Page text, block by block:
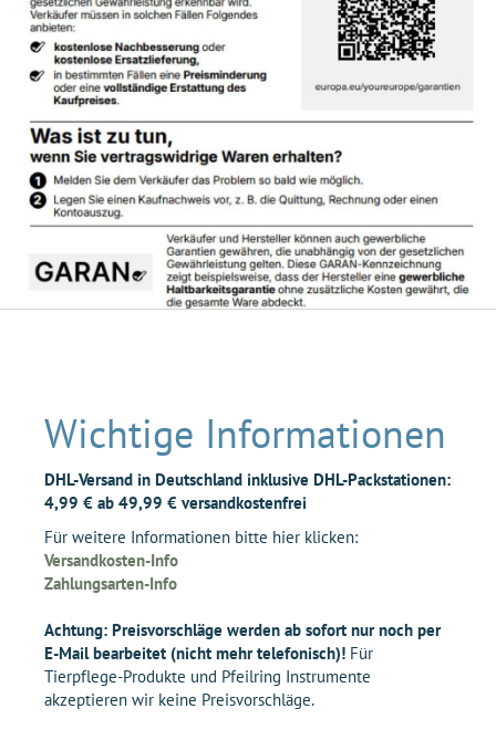
Wichtige Informationen
DHL-Versand in Deutschland inklusive DHL-Packstationen:
4,99 € ab 49,99 € versandkostenfrei
Für weitere Informationen bitte hier klicken:
Versandkosten-Info
Zahlungsarten-Info
Achtung: Preisvorschläge werden ab sofort nur noch per
E-Mail bearbeitet (nicht mehr telefonisch)! Für
Tierpflege-Produkte und Pfeilring Instrumente
akzeptieren wir keine Preisvorschläge.